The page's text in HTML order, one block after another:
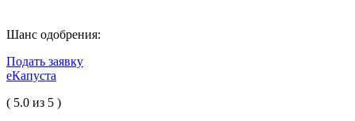
Шанс одобрения:
Подать заявку
еКапуста
( 5.0 из 5 )